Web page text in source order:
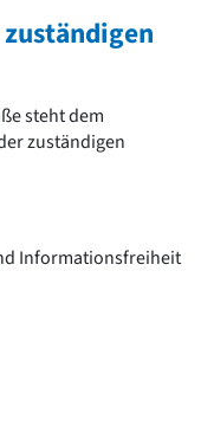
steht dem
zuständigen
Informationsfreiheit